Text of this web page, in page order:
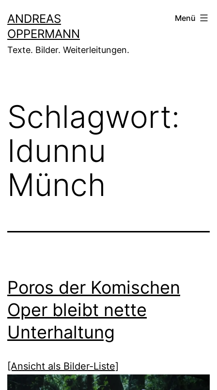
Inhalt
springen
ANDREAS
OPPERMANN
Texte. Bilder. Weiterleitungen.
Menü
Schlagwort:
Idunnu
Münch
Poros der Komischen
Oper bleibt nette
Unterhaltung
[Ansicht als Bilder-Liste]